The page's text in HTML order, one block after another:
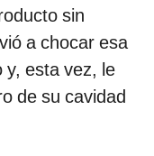
sin
a chocar esa
y, esta vez, le
de su cavidad